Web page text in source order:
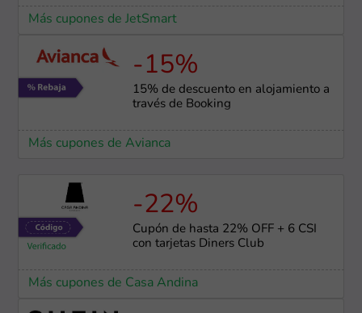
Más cupones de JetSmart
-15%
15% de descuento en alojamiento a
través de Booking
Más cupones de Avianca
-22%
Cupón de hasta 22% OFF + 6 CSI
con tarjetas Diners Club
Más cupones de Casa Andina